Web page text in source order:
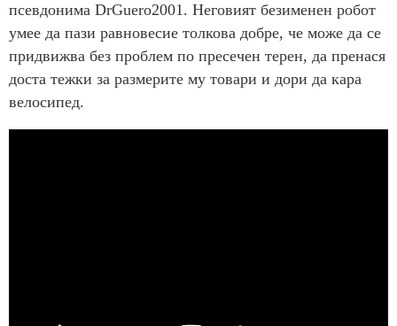
псевдонима DrGuero2001. Неговият безименен робот
умее да пази равновесие толкова добре, че може да се
придвижва без проблем по пресечен терен, да пренася
доста тежки за размерите му товари и дори да кара
велосипед.